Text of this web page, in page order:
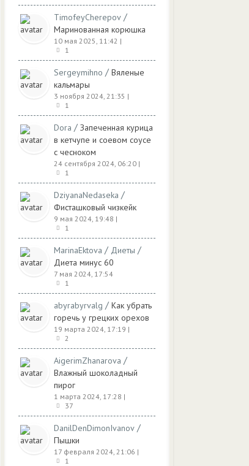
TimofeyCherepov /
Маринованная корюшка
10 мая 2025, 11:42 |
1
Sergeymihno / Вяленые
кальмары
3 ноября 2024, 21:35 |
1
Dora / Запеченная курица
в кетчупе и соевом соусе
с чесноком
24 сентября 2024, 06:20 |
1
DziyanaNedaseka /
Фисташковый чизкейк
9 мая 2024, 19:48 |
1
MarinaEktova / Диеты /
Диета минус 60
7 мая 2024, 17:54
1
abyrabyrvalg / Как убрать
горечь у грецких орехов
19 марта 2024, 17:19 |
2
AigerimZhanarova /
Влажный шоколадный
пирог
1 марта 2024, 17:28 |
37
DanilDenDimonIvanov /
Пышки
17 февраля 2024, 21:06 |
1